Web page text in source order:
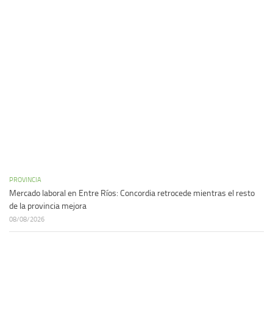
PROVINCIA
Mercado laboral en Entre Ríos: Concordia retrocede mientras el resto
de la provincia mejora
08/08/2026